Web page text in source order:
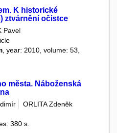
K historické
ztvárnění očistce
Pavel
, year: 2010, volume: 53,
města. Náboženská
ORLITA Zdeněk
380 s.